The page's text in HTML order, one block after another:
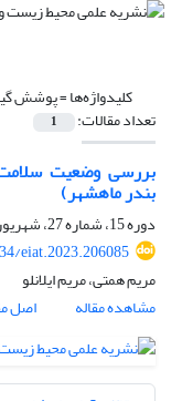
کلیدواژه‌ها =پوشش
تعداد مقالات: 1
بررسی وضعیت
بندر ماهشهر)
دوره 15، شماره 27، شهریور 1402، صفحه
eiat.2023.206085
مریم همتی، مریم ایلانلو
مشاهده مقاله
اصل